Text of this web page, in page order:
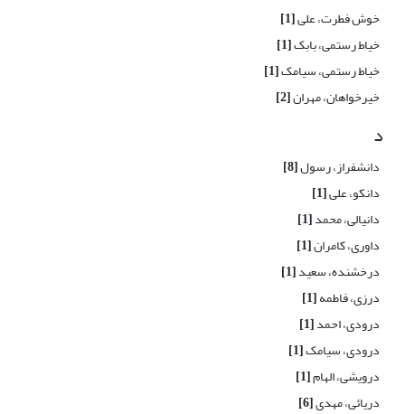
خوش فطرت، علی[1]
خیاط رستمی، بابک[1]
خیاط رستمی، سیامک[1]
خیرخواهان، مهران[2]
د
دانشفراز، رسول[8]
دانکو، علی[1]
دانیالی، محمد[1]
داوری، کامران[1]
درخشنده، سعید[1]
درزی، فاطمه[1]
درودی، احمد[1]
درودی، سیامک[1]
درویشی، الهام[1]
دریائی، مهدی[6]